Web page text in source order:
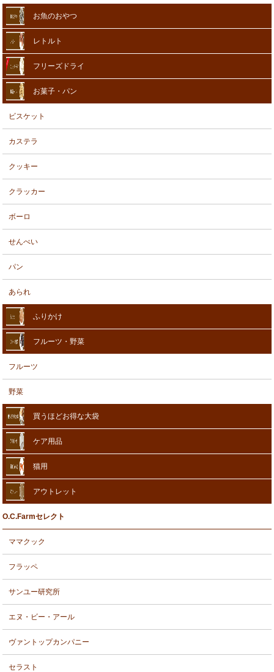
お魚のおやつ
レトルト
フリーズドライ
お菓子・パン
ビスケット
カステラ
クッキー
クラッカー
ボーロ
せんべい
パン
あられ
ふりかけ
フルーツ・野菜
フルーツ
野菜
買うほどお得な大袋
ケア用品
猫用
アウトレット
O.C.Farmセレクト
ママクック
フラッペ
サンユー研究所
エヌ・ビー・アール
ヴァントップカンパニー
セラスト